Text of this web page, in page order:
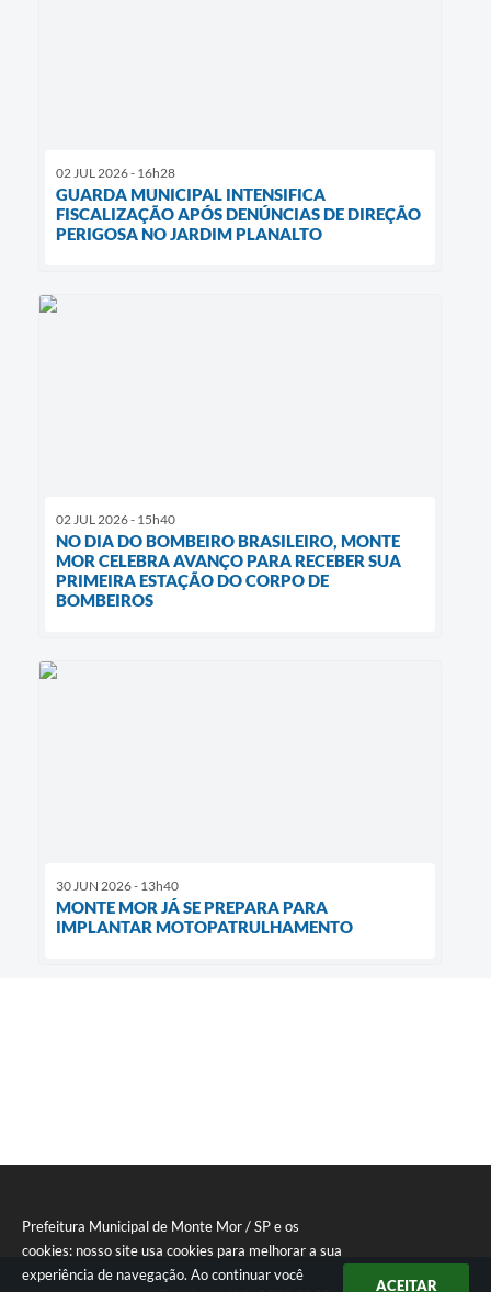
Prefeitura Municipal de Monte Mor / SP e os
cookies: nosso site usa cookies para melhorar a sua
experiência de navegação. Ao continuar você
ACEITAR
02 JUL 2026 - 16h28
GUARDA MUNICIPAL INTENSIFICA
FISCALIZAÇÃO APÓS DENÚNCIAS DE DIREÇÃO
PERIGOSA NO JARDIM PLANALTO
02 JUL 2026 - 15h40
NO DIA DO BOMBEIRO BRASILEIRO, MONTE
MOR CELEBRA AVANÇO PARA RECEBER SUA
PRIMEIRA ESTAÇÃO DO CORPO DE
BOMBEIROS
30 JUN 2026 - 13h40
MONTE MOR JÁ SE PREPARA PARA
IMPLANTAR MOTOPATRULHAMENTO